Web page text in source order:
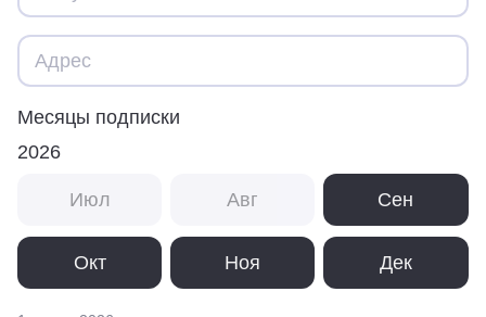
Месяцы подписки
2026
Июл Авг Сен
Окт Ноя Дек